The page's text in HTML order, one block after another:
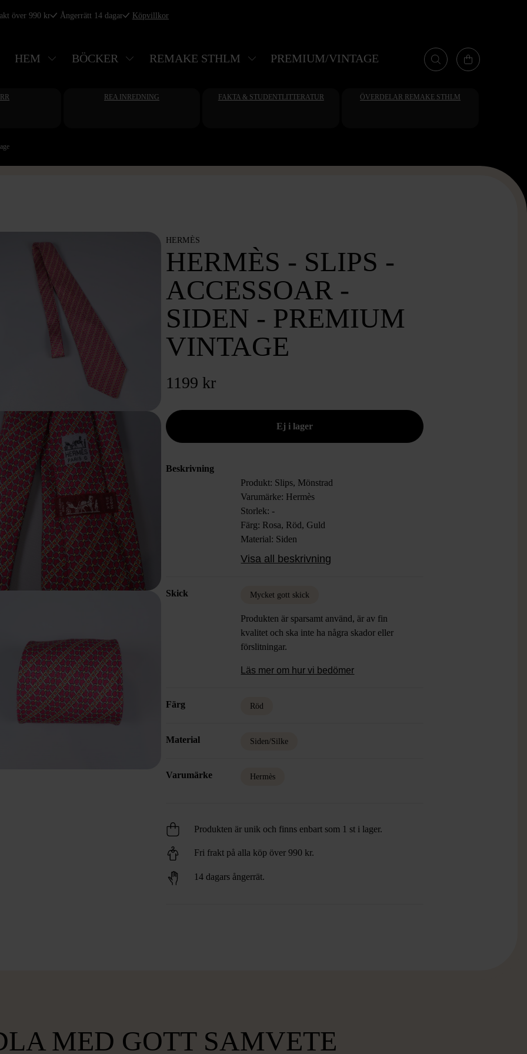
över 990 kr Ångerrätt 14 dagar Köpvillkor
HEM BÖCKER REMAKE STHLM PREMIUM/VINTAGE
REA INREDNING FAKTA & STUDENTLITTERATUR ÖVERDELAR REMAKE STHLM
HERMÈS
HERMÈS - SLIPS -
ACCESSOAR -
SIDEN - PREMIUM
VINTAGE
1199 kr
Beskrivning
Produkt: Slips, Mönstrad
Varumärke: Hermès
Storlek: -
Färg: Rosa, Röd, Guld
Material: Siden
Skick: Mycket Gott Skick
Visa all beskrivning
Skick Mycket gott skick
Produkten är sparsamt använd, är av fin
kvalitet och ska inte ha några skador eller
förslitningar.
Läs mer om hur vi bedömer
Färg Röd
Material Siden/Silke
Varumärke Hermès
Produkten är unik och finns enbart som 1 st i lager.
Fri frakt på alla köp över 990 kr.
14 dagars ångerrät.
MED GOTT SAMVETE